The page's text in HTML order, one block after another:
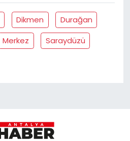
Dikmen
Durağan
Merkez
Saraydüzü